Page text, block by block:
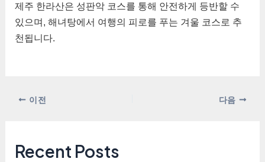
제주 한라산은 성판악 코스를 통해 안전하게 등반할 수
있으며, 해녀탕에서 여행의 피로를 푸는 겨울 코스로 추
천됩니다.
이전 다음
Recent Posts